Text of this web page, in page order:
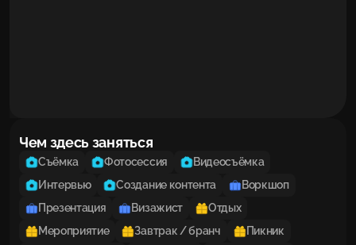
Чем здесь заняться
Съёмка Фотосессия
Видеосъёмка
Интервью
Создание контента
Воркшоп
Презентация
Визажист
Отдых
Мероприятие
Завтрак / бранч Пикник